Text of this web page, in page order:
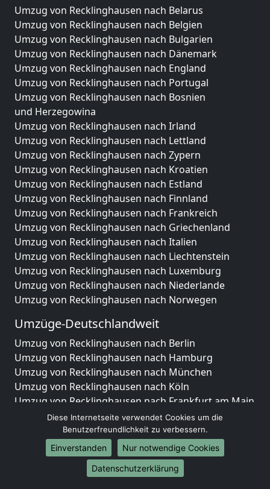
Umzug von Recklinghausen nach Belarus
Umzug von Recklinghausen nach Belgien
Umzug von Recklinghausen nach Bulgarien
Umzug von Recklinghausen nach Dänemark
Umzug von Recklinghausen nach England
Umzug von Recklinghausen nach Portugal
Umzug von Recklinghausen nach Bosnien
und Herzegowina
Umzug von Recklinghausen nach Irland
Umzug von Recklinghausen nach Lettland
Umzug von Recklinghausen nach Zypern
Umzug von Recklinghausen nach Kroatien
Umzug von Recklinghausen nach Estland
Umzug von Recklinghausen nach Finnland
Umzug von Recklinghausen nach Frankreich
Umzug von Recklinghausen nach Griechenland
Umzug von Recklinghausen nach Italien
Umzug von Recklinghausen nach Liechtenstein
Umzug von Recklinghausen nach Luxemburg
Umzug von Recklinghausen nach Niederlande
Umzug von Recklinghausen nach Norwegen
Umzüge-Deutschlandweit
Umzug von Recklinghausen nach Berlin
Umzug von Recklinghausen nach Hamburg
Umzug von Recklinghausen nach München
Umzug von Recklinghausen nach Köln
Umzug von Recklinghausen nach Frankfurt am Main
Umzug von Recklinghausen nach Stuttgart
Umzug von Recklinghausen nach Düsseldorf
Umzug von Recklinghausen nach Leipzig
Umzug von Recklinghausen nach Dortmund
Umzug von Recklinghausen nach Essen
Diese Internetseite verwendet Cookies um die
Benutzerfreundlichkeit zu verbessern.
Einverstanden
Nur notwendige Cookies
Datenschutzerklärung